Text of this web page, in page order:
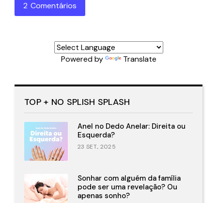
2 Comentários
Powered by Translate
TOP + NO SPLISH SPLASH
Anel no Dedo Anelar: Direita ou
Esquerda?
23 SET., 2025
Sonhar com alguém da família
pode ser uma revelação? Ou
apenas sonho?